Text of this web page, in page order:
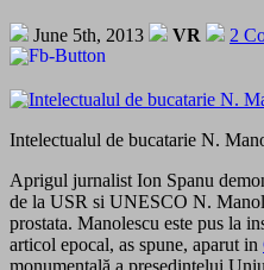
June 5th, 2013 VR 2
Intelectualul de bucatarie N.
Aprigul jurnalist Ion Spanu
de la USR si UNESCO N.
prostata. Manolescu este pus la
articol epocal, as spune, aparut in